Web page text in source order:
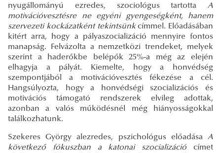
nyugállományú ezredes, szociológus tartotta A
motivációvesztésre ne egyéni gyengeségként, hanem
szervezeti kockázatként tekintsünkcímmel. Előadásában
kitért arra, hogy a pályaszocializáció mennyire fontos
manapság. Felvázolta a nemzetközi trendeket, melyek
szerint a haderőkbe belépők 25%-a még az elején
elhagyja a pályát. Kiemelte, hogy a honvédség
szempontjából a motivációvesztés fékezése a cél.
Hangsúlyozta, hogy a honvédségi szocializációs és
motivációs támogató rendszerek elvileg adottak,
azonban a valós működésnél még hiányosságokkal
találkozhatunk.
Szekeres György alezredes, pszichológus előadása A
következő fókuszban a katonai szocializáció címet